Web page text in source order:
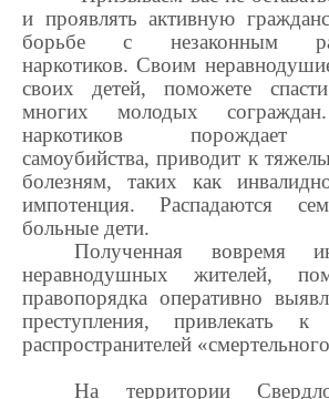
и проявлять активную
борьбе с незаконным
наркотиков. Своим
своих детей, поможете
многих молодых сограждан.
наркотиков порождает
самоубийства, приводит к
болезням, таких как
импотенция. Распадаются
больные дети.
Полученная вовремя
неравнодушных жителей,
правопорядка оперативно
преступления, привлекать к
распространителей
На территории